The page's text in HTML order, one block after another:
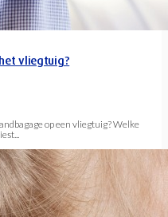
vliegtuig?
op een vliegtuig? Welke